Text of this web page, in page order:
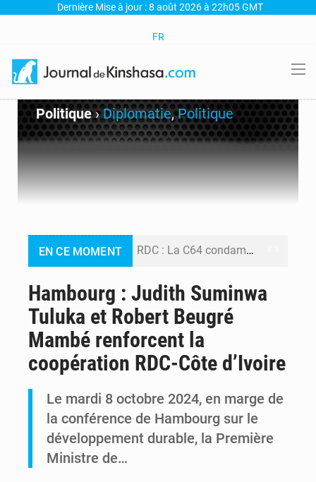
Dernière Mise à jour : 8 août 2026 à 22h05 GMT
FR
Politique›Diplomatie,Politique
EN CE MOMENT RDC : La C64 condamne les attaques contre l’opposition et maintient la date butoir du 15 août pour la suite des manifestations
Comment des milliers d’Africains protègent et font fructifier leur argent avec l’USDT
Hambourg : Judith Suminwa
Tuluka et Robert Beugré
Mambé renforcent la
coopération RDC-Côte d’Ivoire
Le mardi 8 octobre 2024, en marge de
la conférence de Hambourg sur le
développement durable, la Première
Ministre de…